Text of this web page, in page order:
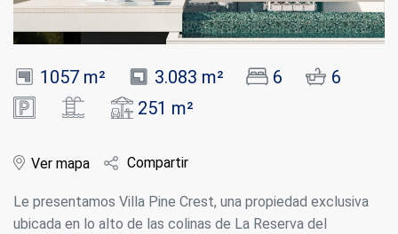
1057 m² 3.083 m² 6
6
251 m²
Ver mapa Compartir
Le presentamos Villa Pine Crest, una propiedad exclusiva
ubicada en lo alto de las colinas de La Reserva del